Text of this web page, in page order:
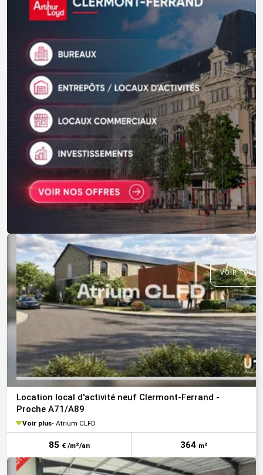
VOIR
Location local d'activité neuf Clermont-Ferrand -
Proche A71/A89
Voir plus Atrium CLFD
85 € /m²/an 364 m²